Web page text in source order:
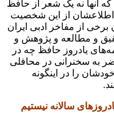
آنها نه یک شعر از حافظ
و اطلاعشان از این شخصیت
از مفاخر ادبی ایران
و مطالعه و پژوهش و
یادروز حافظ چه در
به سخنرانی در محافلی
را در اینگونه
سالانه نیستیم